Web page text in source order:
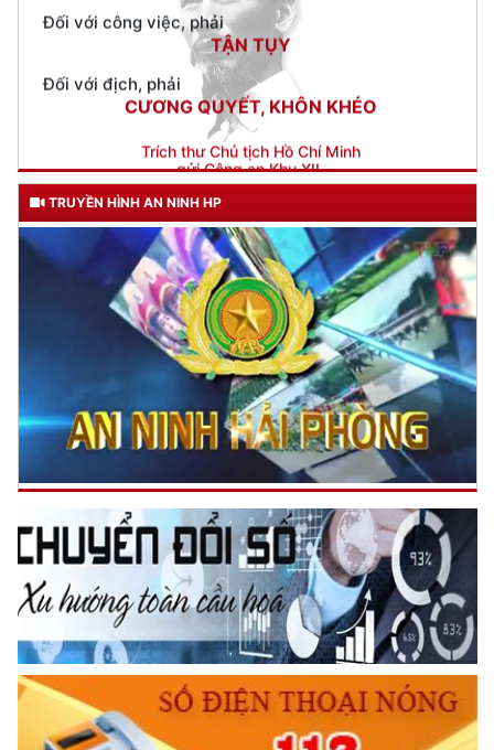
CƯƠNG QUYẾT, KHÔN KHÉO
Trích thư Chủ tịch Hồ Chí Minh
gửi Công an Khu XII,
ngày 11 tháng 3 năm 1948.
TRUYỀN HÌNH AN NINH HP